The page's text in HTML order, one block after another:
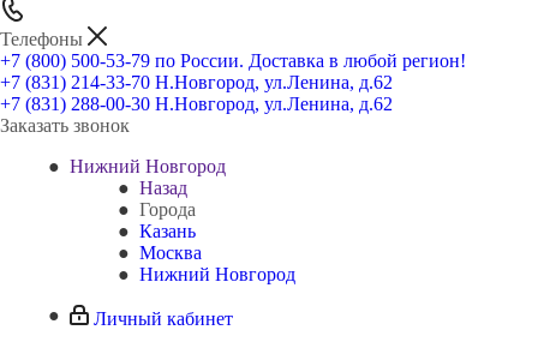
Телефоны
+7 (800) 500-53-79 по России. Доставка в любой регион!
+7 (831) 214-33-70 Н.Новгород, ул.Ленина, д.62
+7 (831) 288-00-30 Н.Новгород, ул.Ленина, д.62
Заказать звонок
Нижний Новгород
Назад
Города
Казань
Москва
Нижний Новгород
Личный кабинет